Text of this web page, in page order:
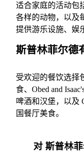
适合家庭的活动包
各样的动物，以及
提供游乐设施、娱
斯普林菲尔德
受欢迎的餐饮选择
食、Obed and
啤酒和汉堡，以及
国餐厅美食。
对 斯普林